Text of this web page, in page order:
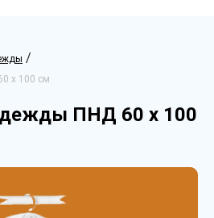
/
х 100 см
ПНД 60 х 100